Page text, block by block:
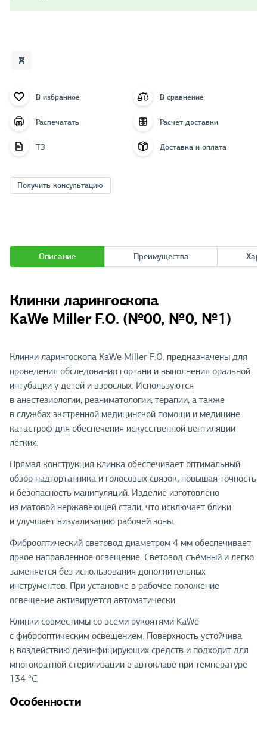
В избранное В сравнение
Распечатать Расчёт доставки
ТЗ Доставка и оплата
Получить консультацию
Описание Преимущества
Клинки ларингоскопа
KaWe Miller F.O. (№00, №0, №1)
Клинки ларингоскопа KaWe Miller F.O. предназначены для
проведения обследования гортани и выполнения оральной
интубации у детей и взрослых. Используются
в анестезиологии, реаниматологии, терапии, а также
в службах экстренной медицинской помощи и медицине
катастроф для обеспечения искусственной вентиляции
лёгких.
Прямая конструкция клинка обеспечивает оптимальный
обзор надгортанника и голосовых связок, повышая точность
и безопасность манипуляций. Изделие изготовлено
из матовой нержавеющей стали, что исключает блики
и улучшает визуализацию рабочей зоны.
Фиброоптический световод диаметром 4 мм обеспечивает
яркое направленное освещение. Световод съёмный и легко
заменяется без использования дополнительных
инструментов. При установке в рабочее положение
освещение активируется автоматически.
Клинки совместимы со всеми рукоятями KaWe
с фиброоптическим освещением. Поверхность устойчива
к воздействию дезинфицирующих средств и подходит для
многократной стерилизации в автоклаве при температуре
134 °C.
Особенности